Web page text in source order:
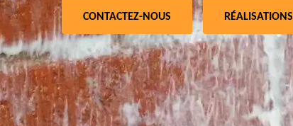
CONTACTEZ-NOUS RÉALISATIONS